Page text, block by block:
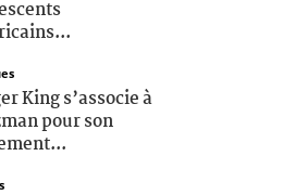
King s’associe à
pour son